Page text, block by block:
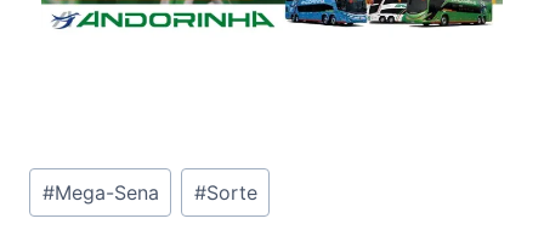
Tags
do
#Mega-Sena #Sorte